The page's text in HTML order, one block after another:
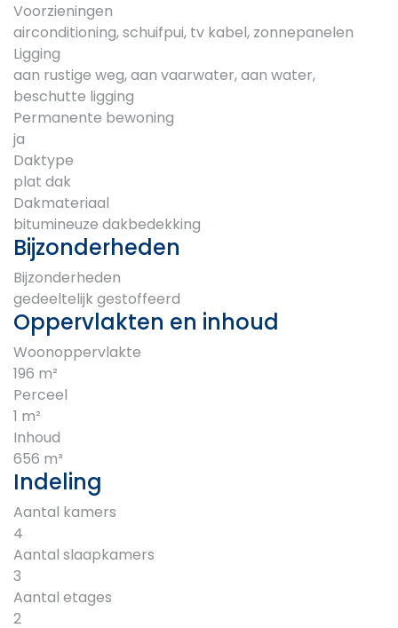
Voorzieningen
airconditioning, schuifpui, tv kabel, zonnepanelen
Ligging
aan rustige weg, aan vaarwater, aan water,
beschutte ligging
Permanente bewoning
ja
Daktype
plat dak
Dakmateriaal
bitumineuze dakbedekking
Bijzonderheden
Bijzonderheden
gedeeltelijk gestoffeerd
Oppervlakten en inhoud
Woonoppervlakte
196 m²
Perceel
1 m²
Inhoud
656 m³
Indeling
Aantal kamers
4
Aantal slaapkamers
3
Aantal etages
2